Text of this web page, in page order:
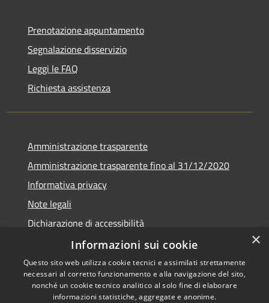
Prenotazione appuntamento
Segnalazione disservizio
Leggi le FAQ
Richiesta assistenza
Amministrazione trasparente
Amministrazione trasparente fino al 31/12/2020
Informativa privacy
Note legali
Dichiarazione di accessibilità
Accessibilità
Copyright © 2026 • Comune di
Teramo • Powered by
×
Informazioni sui cookie
Questo sito web utilizza cookie tecnici e assimilati strettamente
necessari al corretto funzionamento e alla navigazione del sito,
nonché un cookie tecnico analitico al solo fine di elaborare
informazioni statistiche, aggregate e anonime.